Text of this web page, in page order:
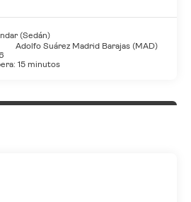
(Sedán)
Adolfo Suárez Madrid Barajas (MAD)
15 minutos